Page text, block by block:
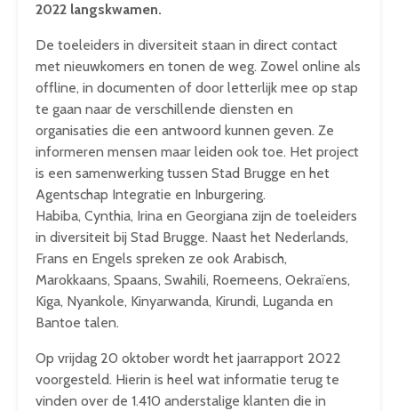
2022 langskwamen.
De toeleiders in diversiteit staan in direct contact
met nieuwkomers en tonen de weg. Zowel online als
offline, in documenten of door letterlijk mee op stap
te gaan naar de verschillende diensten en
organisaties die een antwoord kunnen geven. Ze
informeren mensen maar leiden ook toe. Het project
is een samenwerking tussen Stad Brugge en het
Agentschap Integratie en Inburgering.
Habiba, Cynthia, Irina en Georgiana zijn de toeleiders
in diversiteit bij Stad Brugge. Naast het Nederlands,
Frans en Engels spreken ze ook Arabisch,
Marokkaans, Spaans, Swahili, Roemeens, Oekraïens,
Kiga, Nyankole, Kinyarwanda, Kirundi, Luganda en
Bantoe talen.
Op vrijdag 20 oktober wordt het jaarrapport 2022
voorgesteld. Hierin is heel wat informatie terug te
vinden over de 1.410 anderstalige klanten die in